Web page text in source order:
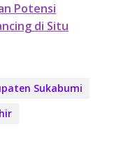
Potensi
di Situ
Sukabumi